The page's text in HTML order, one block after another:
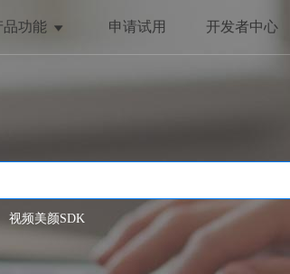
品功能
人脸美型
滤镜特效
哈哈镜
申请试用 开发者中心
视频美颜SDK